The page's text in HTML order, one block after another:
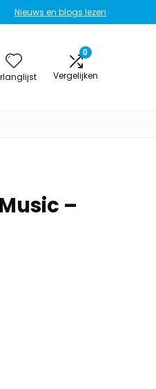
Nieuws en blogs lezen
0
Vergelijken
–